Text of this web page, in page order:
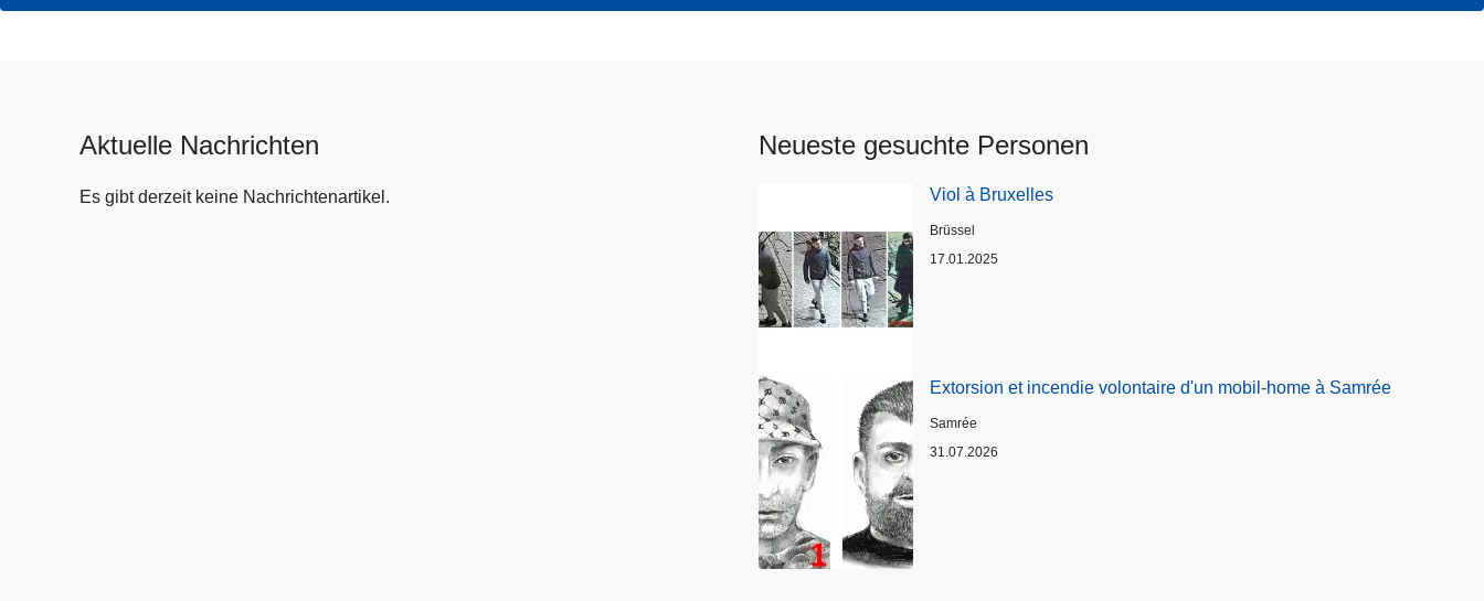
Aktuelle Nachrichten
Es gibt derzeit keine Nachrichtenartikel.
Neueste gesuchte Personen
Viol à Bruxelles
Standort
Brüssel
17.01.2025
Extorsion et incendie volontaire d'un mobil-home à Samrée
Standort
Samrée
31.07.2026